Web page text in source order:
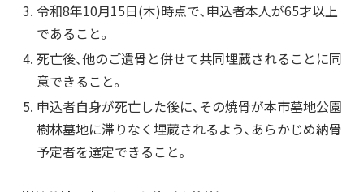
令和8年10月15日(木)時点で､申込者本人が65才以上
であること｡
死亡後､他のご遺骨と併せて共同埋蔵されることに同
意できること｡
申込者自身が死亡した後に､その焼骨が本市墓地公園
樹林墓地に滞りなく埋蔵されるよう､あらかじめ納骨
予定者を選定できること｡